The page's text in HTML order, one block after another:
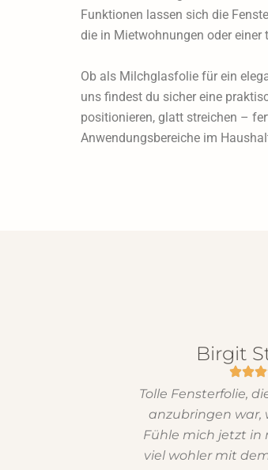
Funktionen lassen sich die
die in Mietwohnungen oder
Ob als Milchglasfolie für ein
uns findest du sicher eine
positionieren, glatt streichen –
Anwendungsbereiche im
Birgit
Tolle Fensterfolie,
anzubringen war,
Fühle mich jetzt in
viel wohler mit